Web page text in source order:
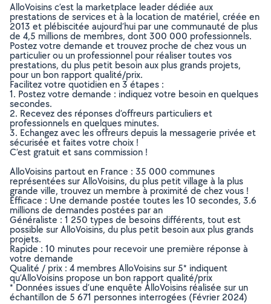
AlloVoisins c’est la marketplace leader dédiée aux
prestations de services et à la location de matériel, créée en
2013 et plébiscitée aujourd’hui par une communauté de plus
de 4,5 millions de membres, dont 300 000 professionnels.
Postez votre demande et trouvez proche de chez vous un
particulier ou un professionnel pour réaliser toutes vos
prestations, du plus petit besoin aux plus grands projets,
pour un bon rapport qualité/prix.
Facilitez votre quotidien en 3 étapes :
1. Postez votre demande : indiquez votre besoin en quelques
secondes.
2. Recevez des réponses d’offreurs particuliers et
professionnels en quelques minutes.
3. Echangez avec les offreurs depuis la messagerie privée et
sécurisée et faites votre choix !
C’est gratuit et sans commission !
AlloVoisins partout en France : 35 000 communes
représentées sur AlloVoisins, du plus petit village à la plus
grande ville, trouvez un membre à proximité de chez vous !
Efficace : Une demande postée toutes les 10 secondes, 3.6
millions de demandes postées par an
Généraliste : 1 250 types de besoins différents, tout est
possible sur AlloVoisins, du plus petit besoin aux plus grands
projets.
Rapide : 10 minutes pour recevoir une première réponse à
votre demande
Qualité / prix : 4 membres AlloVoisins sur 5* indiquent
qu’AlloVoisins propose un bon rapport qualité/prix
* Données issues d’une enquête AlloVoisins réalisée sur un
échantillon de 5 671 personnes interrogées (Février 2024)